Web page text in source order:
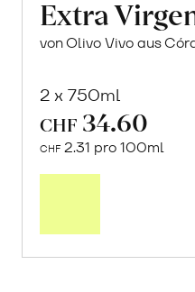
Extra
von Olivo Vivo aus
2 x 750ml
CHF 34.60
CHF 2.31 pro 100ml